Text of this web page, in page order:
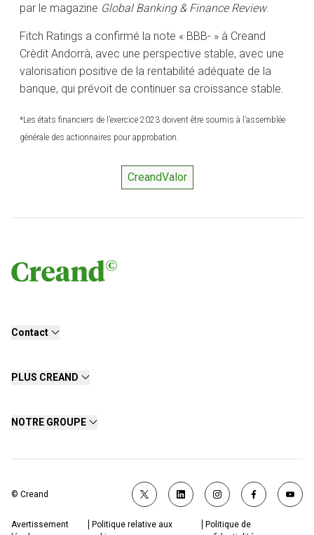
par le magazine Global Banking & Finance Review.
Fitch Ratings a confirmé la note « BBB- » à Creand
Crèdit Andorrà, avec une perspective stable, avec une
valorisation positive de la rentabilité adéquate de la
banque, qui prévoit de continuer sa croissance stable.
*Les états financiers de l’exercice 2023 doivent être soumis à l’assemblée
générale des actionnaires pour approbation.
CreandValor
Contact
PLUS CREAND
NOTRE GROUPE
© Creand
Avertissement
Politique relative aux
Politique de